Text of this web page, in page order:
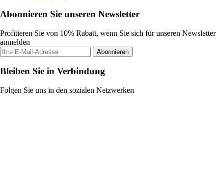
Abonnieren Sie unseren Newsletter
Profitieren Sie von 10% Rabatt, wenn Sie sich für unseren Newsletter
anmelden
Abonnieren
Bleiben Sie in Verbindung
Folgen Sie uns in den sozialen Netzwerken